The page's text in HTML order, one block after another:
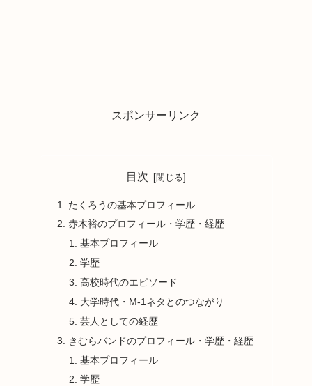
スポンサーリンク
目次
たくろうの基本プロフィール
赤木裕のプロフィール・学歴・経歴
基本プロフィール
学歴
高校時代のエピソード
大学時代・M-1ネタとのつながり
芸人としての経歴
きむらバンドのプロフィール・学歴・経歴
基本プロフィール
学歴